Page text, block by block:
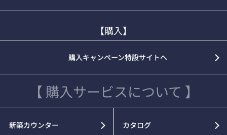
【購入】
購入キャンペーン特設サイトへ
【 購入サービスについて 】
新築カウンター カタログ